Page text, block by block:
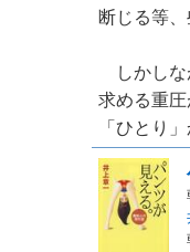
断じる等
しかしな
求める重
「ひとり